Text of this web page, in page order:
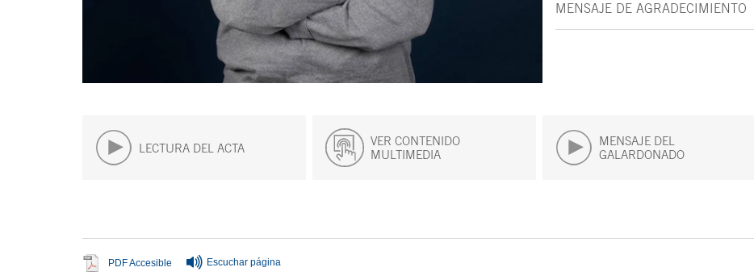
MENSAJE DE AGRADECIMIENTO
LECTURA DEL ACTA
VER CONTENIDO
MULTIMEDIA
MENSAJE DEL
GALARDONADO
PDF Accesible Se abre en ventana nueva
Escuchar página